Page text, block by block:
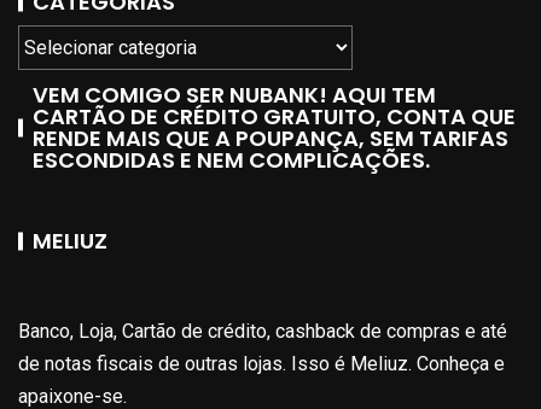
VEM COMIGO SER NUBANK! AQUI TEM
CARTÃO DE CRÉDITO GRATUITO, CONTA QUE
RENDE MAIS QUE A POUPANÇA, SEM TARIFAS
ESCONDIDAS E NEM COMPLICAÇÕES.
MELIUZ
Banco, Loja, Cartão de crédito, cashback de compras e até
de notas fiscais de outras lojas. Isso é Meliuz. Conheça e
apaixone-se.